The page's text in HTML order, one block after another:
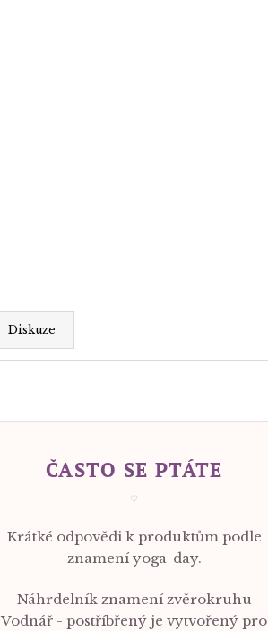
Diskuze
ČASTO SE PTÁTE
♡
Krátké odpovědi k produktům podle
znamení yoga-day.
Náhrdelník znamení zvěrokruhu
Vodnář - postříbřený je vytvořený pro